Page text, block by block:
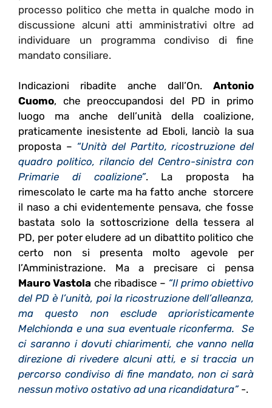
processo politico che metta in qualche modo in
discussione alcuni atti amministrativi oltre ad
individuare un programma condiviso di fine
mandato consiliare.
Indicazioni ribadite anche dall’On. Antonio
Cuomo, che preoccupandosi del PD in primo
luogo ma anche dell’unità della coalizione,
praticamente inesistente ad Eboli, lanciò la sua
proposta – “Unità del Partito, ricostruzione del
quadro politico, rilancio del Centro-sinistra con
Primarie di coalizione”. La proposta ha
rimescolato le carte ma ha fatto anche storcere
il naso a chi evidentemente pensava, che fosse
bastata solo la sottoscrizione della tessera al
PD, per poter eludere ad un dibattito politico che
certo non si presenta molto agevole per
l’Amministrazione. Ma a precisare ci pensa
Mauro Vastola che ribadisce – “Il primo obiettivo
del PD è l’unità, poi la ricostruzione dell’alleanza,
ma questo non esclude aprioristicamente
Melchionda e una sua eventuale riconferma. Se
ci saranno i dovuti chiarimenti, che vanno nella
direzione di rivedere alcuni atti, e si traccia un
percorso condiviso di fine mandato, non ci sarà
nessun motivo ostativo ad una ricandidatura”-.